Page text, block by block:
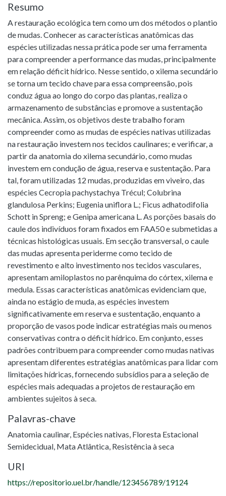
Resumo
A restauração ecológica tem como um dos métodos o plantio
de mudas. Conhecer as características anatômicas das
espécies utilizadas nessa prática pode ser uma ferramenta
para compreender a performance das mudas, principalmente
em relação déficit hídrico. Nesse sentido, o xilema secundário
se torna um tecido chave para essa compreensão, pois
conduz água ao longo do corpo das plantas, realiza o
armazenamento de substâncias e promove a sustentação
mecânica. Assim, os objetivos deste trabalho foram
compreender como as mudas de espécies nativas utilizadas
na restauração investem nos tecidos caulinares; e verificar, a
partir da anatomia do xilema secundário, como mudas
investem em condução de água, reserva e sustentação. Para
tal, foram utilizadas 12 mudas, produzidas em viveiro, das
espécies Cecropia pachystachya Trécul; Colubrina
glandulosa Perkins; Eugenia uniflora L.; Ficus adhatodifolia
Schott in Spreng; e Genipa americana L. As porções basais do
caule dos indivíduos foram fixados em FAA50 e submetidas a
técnicas histológicas usuais. Em secção transversal, o caule
das mudas apresenta periderme como tecido de
revestimento e alto investimento nos tecidos vasculares,
apresentam amiloplastos no parênquima do córtex, xilema e
medula. Essas características anatômicas evidenciam que,
ainda no estágio de muda, as espécies investem
significativamente em reserva e sustentação, enquanto a
proporção de vasos pode indicar estratégias mais ou menos
conservativas contra o déficit hídrico. Em conjunto, esses
padrões contribuem para compreender como mudas nativas
apresentam diferentes estratégias anatômicas para lidar com
limitações hídricas, fornecendo subsídios para a seleção de
espécies mais adequadas a projetos de restauração em
ambientes sujeitos à seca.
Palavras-chave
Anatomia caulinar, Espécies nativas, Floresta Estacional
Semidecidual, Mata Atlântica, Resistência à seca
URI
https://repositorio.uel.br/handle/123456789/19124